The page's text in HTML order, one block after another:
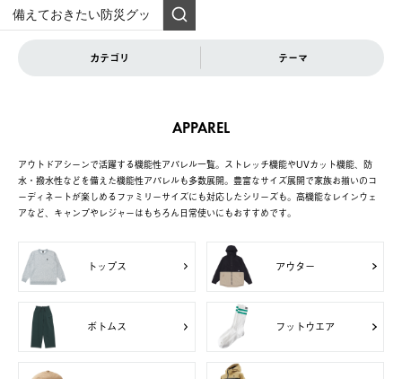
カテゴリ テーマ
APPAREL
アウトドアシーンで活躍する機能性アパレル一覧。ストレッチ機能やUVカット機能、防
水・撥水性などを備えた機能性アパレルも多数展開。豊富なサイズ展開で家族お揃いのコ
ーディネートが楽しめるファミリーサイズにも対応したシリーズも。高機能なレインウェ
アなど、キャンプやレジャーはもちろん日常使いにもおすすめです。
トップス アウター
ボトムス フットウエア